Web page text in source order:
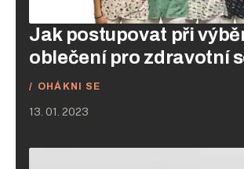
Jak postupovat při
oblečení pro zdravotní
OHÁKNI SE
13. 01. 2023